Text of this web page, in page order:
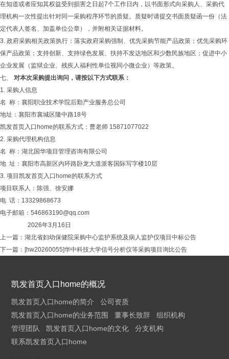
在知道或者应知其权益受到损害之日起7个工作日内，以书面形式向采购人、采购代
理机构一次性提出针对同一采购程序环节的质疑。质疑时请提交书面质疑函一份（法
定代表人签名、加盖单位公章），并附相关证据材料。
3. 政府采购相关政策执行：落实政府采购强制、优先采购节能产品政策；优先采购环
保产品政策；支持创新、支持绿色发展、扶持不发达地区和少数民族地区；促进中小
企业发展（监狱企业、残疾人福利性单位视同小微企业）等政策。
七、 对本次采购提出询问，请按以下方式联系：
1. 采购人信息
名 称：襄阳职业技术学院后勤产业服务总公司
地址：襄阳市襄城区隆中路18号
凯发首页入口home的联系方式：曹老师 15871077022
2. 采购代理机构信息
名 称：湖北国华项目管理咨询有限公司
地 址：襄阳市高新区内环路卧龙大道派客国际写字楼10层
3. 项目凯发首页入口home的联系方式
项目联系人：陈强、徐安娜
电 话：13329868673
电子邮箱： 546863190@qq.com
2026年3月16日
上一篇： 湖北省妇幼保健院采购中心监护系统及病人监护仪项目中标公告
下一篇： [hw20260055]华中科技大学信号分析仪等采购项目询比公告
凯发首页入口home的概况
凯发首页入口home的简介
公司资质
凯发首页入口home的业务范围
董事长致辞
组织机构
管理团队
凯发首页入口home的文化
分支机构
联系凯发首页入口home